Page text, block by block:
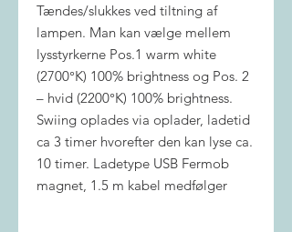
Tændes/slukkes ved tiltning af
lampen. Man kan vælge mellem
lysstyrkerne Pos.1 warm white
(2700°K) 100% brightness og Pos. 2
– hvid (2200°K) 100% brightness.
Swiing oplades via oplader, ladetid
ca 3 timer hvorefter den kan lyse ca.
10 timer. Ladetype USB Fermob
magnet, 1.5 m kabel medfølger